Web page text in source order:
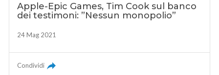
Apple-Epic Games, Tim Cook sul banco
dei testimoni: ”Nessun monopolio”
24 Mag 2021
Condividi